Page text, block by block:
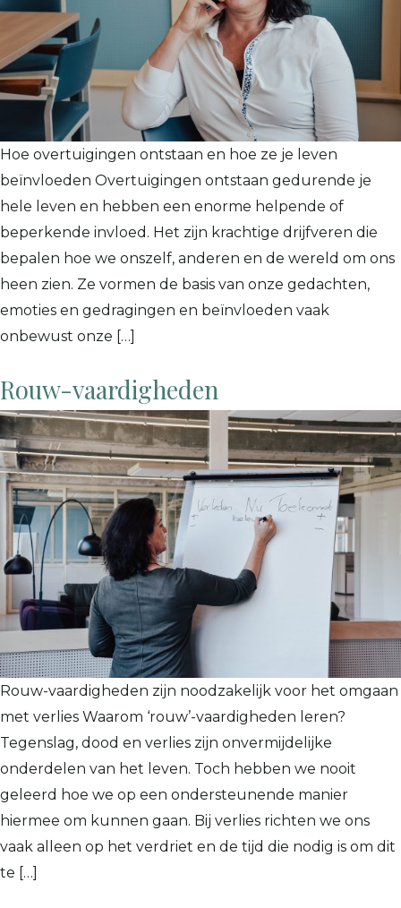
Hoe overtuigingen ontstaan en hoe ze je leven
beïnvloeden Overtuigingen ontstaan gedurende je
hele leven en hebben een enorme helpende of
beperkende invloed. Het zijn krachtige drijfveren die
bepalen hoe we onszelf, anderen en de wereld om ons
heen zien. Ze vormen de basis van onze gedachten,
emoties en gedragingen en beïnvloeden vaak
onbewust onze […]
Rouw-vaardigheden
Rouw-vaardigheden zijn noodzakelijk voor het omgaan
met verlies Waarom ‘rouw’-vaardigheden leren?
Tegenslag, dood en verlies zijn onvermijdelijke
onderdelen van het leven. Toch hebben we nooit
geleerd hoe we op een ondersteunende manier
hiermee om kunnen gaan. Bij verlies richten we ons
vaak alleen op het verdriet en de tijd die nodig is om dit
te […]